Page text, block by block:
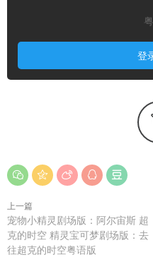
登
上一篇
宠物小精灵剧场版：阿尔宙斯 超
克的时空 精灵宝可梦剧场版：去
往超克的时空粤语版